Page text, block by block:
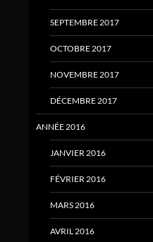
SEPTEMBRE 2017
OCTOBRE 2017
NOVEMBRE 2017
DÉCEMBRE 2017
ANNÉE 2016
JANVIER 2016
FÉVRIER 2016
MARS 2016
AVRIL 2016